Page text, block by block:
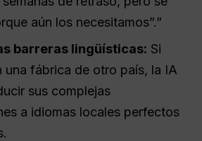
aún los necesitamos”.”
barreras lingüísticas: Si
una fábrica de otro país, la IA
sus complejas
a idiomas locales perfectos